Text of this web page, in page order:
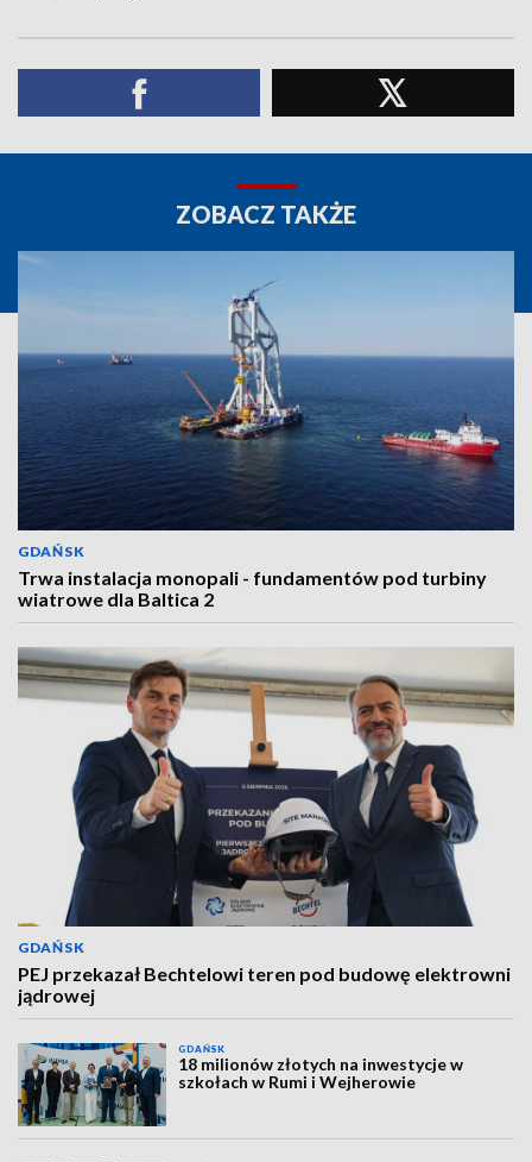
ZOBACZ TAKŻE
GDAŃSK
Trwa instalacja monopali - fundamentów pod turbiny
wiatrowe dla Baltica 2
GDAŃSK
PEJ przekazał Bechtelowi teren pod budowę elektrowni
jądrowej
GDAŃSK
18 milionów złotych na inwestycje w
szkołach w Rumi i Wejherowie